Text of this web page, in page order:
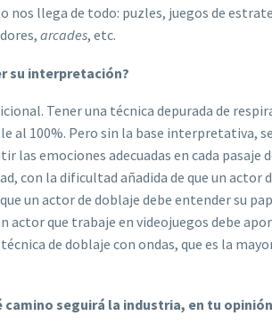
llega de todo: puzles, juegos de
arcades, etc.
su interpretación?
Tener una técnica depurada de
al 100%. Pero sin la base interpretativa,
emociones adecuadas en cada pasaje
con la dificultad añadida de que un actor
un actor de doblaje debe entender su
que trabaje en videojuegos debe
de doblaje con ondas, que es la
seguirá la industria, en tu